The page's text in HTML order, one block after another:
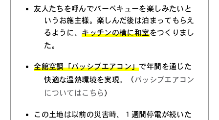
友人たちを呼んでバーベキューを楽しみたいと
いうお施主様。楽しんだ後は泊まってもらえ
るように、キッチンの横に和室をつくりまし
た。
全館空調「パッシブエアコン」で年間を通じた
快適な温熱環境を実現。（パッシブエアコン
についてはこちら）
この土地は以前の災害時、１週間停電が続いた